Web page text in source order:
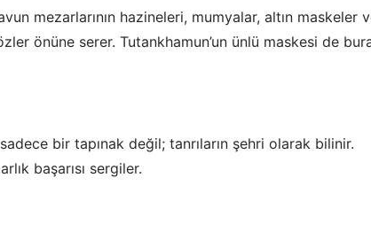
mezarlarının hazineleri, mumyalar, altın maskeler
önüne serer. Tutankhamun’un ünlü maskesi de
bir tapınak değil; tanrıların şehri olarak bilinir.
başarısı sergiler.